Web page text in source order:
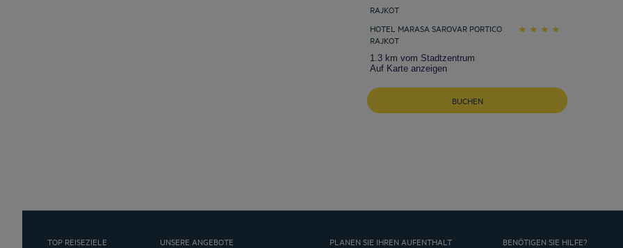
RAJKOT
HOTEL MARASA SAROVAR PORTICO
RAJKOT
1.3 km vom Stadtzentrum
Auf Karte anzeigen
BUCHEN
TOP REISEZIELE UNSERE ANGEBOTE PLANEN SIE IHREN AUFENTHALT BENÖTIGEN SIE HILFE?